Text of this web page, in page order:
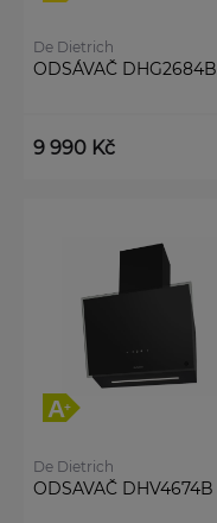
De Dietrich
ODSÁVAČ DHG2684B
9 990 Kč
De Dietrich
ODSAVAČ DHV4674B